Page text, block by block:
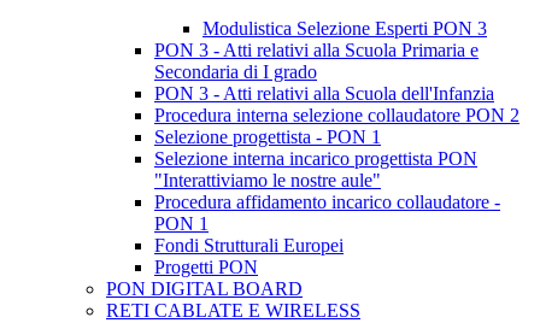
Modulistica Selezione Esperti PON 3
PON 3 - Atti relativi alla Scuola Primaria e
Secondaria di I grado
PON 3 - Atti relativi alla Scuola dell'Infanzia
Procedura interna selezione collaudatore PON 2
Selezione progettista - PON 1
Selezione interna incarico progettista PON
"Interattiviamo le nostre aule"
Procedura affidamento incarico collaudatore -
PON 1
Fondi Strutturali Europei
Progetti PON
PON DIGITAL BOARD
RETI CABLATE E WIRELESS